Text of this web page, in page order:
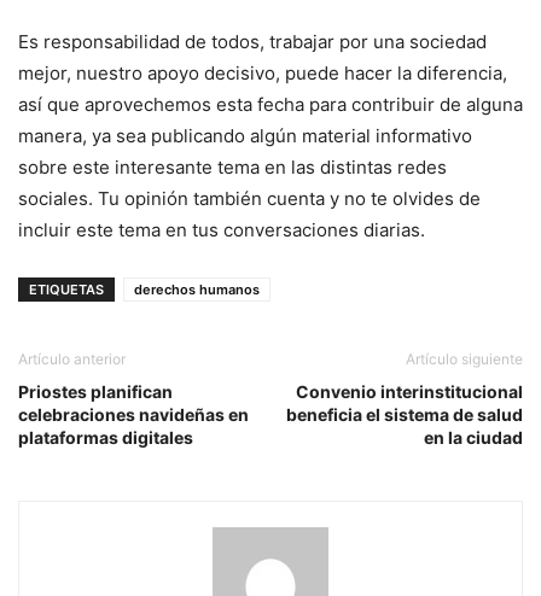
Es responsabilidad de todos, trabajar por una sociedad
mejor, nuestro apoyo decisivo, puede hacer la diferencia,
así que aprovechemos esta fecha para contribuir de alguna
manera, ya sea publicando algún material informativo
sobre este interesante tema en las distintas redes
sociales. Tu opinión también cuenta y no te olvides de
incluir este tema en tus conversaciones diarias.
ETIQUETAS derechos humanos
Artículo anterior
Priostes planifican
celebraciones navideñas en
plataformas digitales
Artículo siguiente
Convenio interinstitucional
beneficia el sistema de salud
en la ciudad